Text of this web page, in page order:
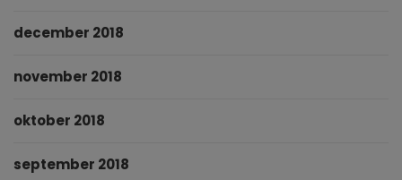
december 2018
november 2018
oktober 2018
september 2018